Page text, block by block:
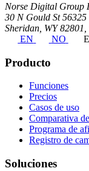
Norse Digital Group
30 N Gould St 56325
Sheridan, WY 82801,
EN
NO
Producto
Funciones
Precios
Casos de uso
Comparativa
Programa de
Registro de
Soluciones